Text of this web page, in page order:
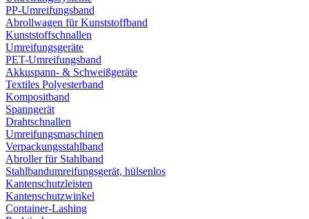
PP-Umreifungsband
Abrollwagen für Kunststoffband
Kunststoffschnallen
Umreifungsgeräte
PET-Umreifungsband
Akkuspann- & Schweißgeräte
Textiles Polyesterband
Kompositband
Spanngerät
Drahtschnallen
Umreifungsmaschinen
Verpackungsstahlband
Abroller für Stahlband
Stahlbandumreifungsgerät, hülsenlos
Kantenschutzleisten
Kantenschutzwinkel
Container-Lashing